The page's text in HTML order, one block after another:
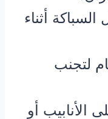
أثناء
لتجنب
الأنابيب أو